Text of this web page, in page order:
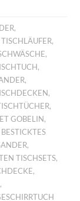
,
,
,
,
,
,
,
GOBELIN,
BESTICKTES
,
TISCHSETS,
,
,